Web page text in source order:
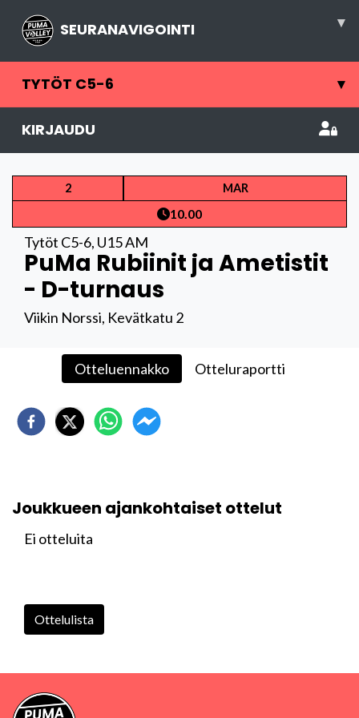
SEURANAVIGOINTI ▾
TYTÖT C5-6 ▾
KIRJAUDU
2 MAR
10.00
Tytöt C5-6, U15 AM
PuMa Rubiinit ja Ametistit
- D-turnaus
Viikin Norssi, Kevätkatu 2
Otteluennakko Otteluraportti
Joukkueen ajankohtaiset ottelut
Ei otteluita
Ottelulista